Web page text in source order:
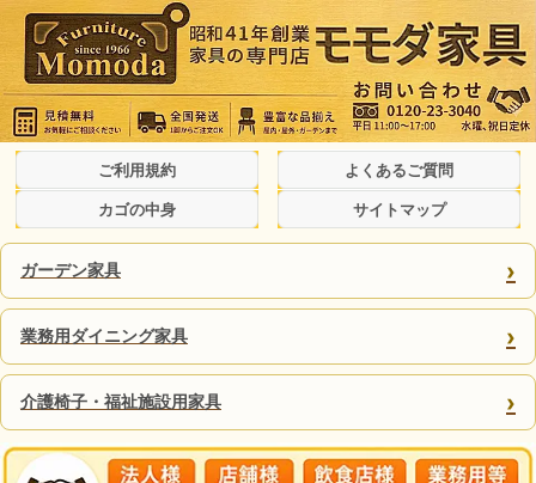
ご利用規約 よくあるご質問
カゴの中身 サイトマップ
ガーデン家具 ›
業務用ダイニング家具 ›
介護椅子・福祉施設用家具 ›